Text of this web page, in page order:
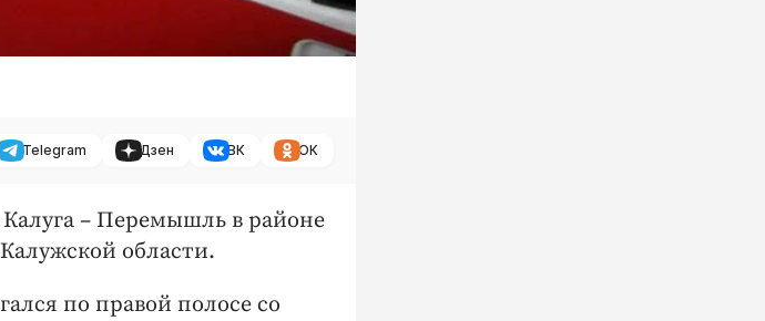
Telegram Дзен ВК ОК
– Перемышль в районе
области.
по правой полосе со